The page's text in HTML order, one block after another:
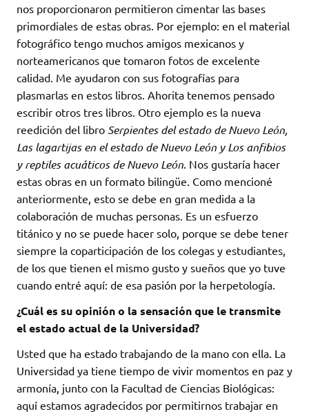
nos proporcionaron permitieron cimentar las bases
primordiales de estas obras. Por ejemplo: en el material
fotográfico tengo muchos amigos mexicanos y
norteamericanos que tomaron fotos de excelente
calidad. Me ayudaron con sus fotografías para
plasmarlas en estos libros. Ahorita tenemos pensado
escribir otros tres libros. Otro ejemplo es la nueva
reedición del libro Serpientes del estado de Nuevo León,
Las lagartijas en el estado de Nuevo León y Los anfibios
y reptiles acuáticos de Nuevo León . Nos gustaría hacer
estas obras en un formato bilingüe. Como mencioné
anteriormente, esto se debe en gran medida a la
colaboración de muchas personas. Es un esfuerzo
titánico y no se puede hacer solo, porque se debe tener
siempre la coparticipación de los colegas y estudiantes,
de los que tienen el mismo gusto y sueños que yo tuve
cuando entré aquí: de esa pasión por la herpetología.
¿Cuál es su opinión o la sensación que le transmite
el estado actual de la Universidad?
Usted que ha estado trabajando de la mano con ella. La
Universidad ya tiene tiempo de vivir momentos en paz y
armonía, junto con la Facultad de Ciencias Biológicas:
aquí estamos agradecidos por permitirnos trabajar en